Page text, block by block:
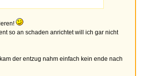
so an schaden anrichtet will ich gar nicht
der entzug nahm einfach kein ende nach